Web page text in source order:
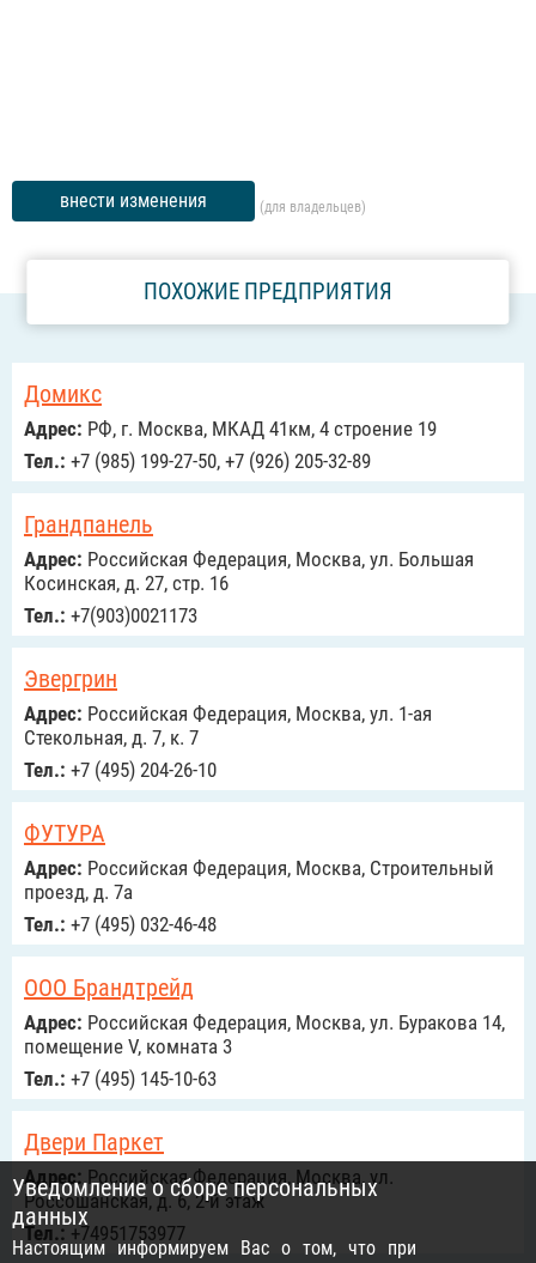
внести изменения (для владельцев)
ПОХОЖИЕ ПРЕДПРИЯТИЯ
Домикс
Адрес: РФ, г. Москва, МКАД 41км, 4 строение 19
Тел.: +7 (985) 199-27-50, +7 (926) 205-32-89
Грандпанель
Адрес: Российcкая Федерация, Москва, ул. Большая
Косинская, д. 27, стр. 16
Тел.: +7(903)0021173
Эвергрин
Адрес: Российcкая Федерация, Москва, ул. 1-ая
Стекольная, д. 7, к. 7
Тел.: +7 (495) 204-26-10
ФУТУРА
Адрес: Российcкая Федерация, Москва, Строительный
проезд, д. 7а
Тел.: +7 (495) 032-46-48
ООО Брандтрейд
Адрес: Российcкая Федерация, Москва, ул. Буракова 14,
помещение V, комната 3
Тел.: +7 (495) 145-10-63
Двери Паркет
Адрес:Российcкая Федерация, Москва, ул.
Россошанская, д. 6, 2-й этаж
Тел.: +74951753977
Уведомление о сборе персональных
данных
Настоящим информируем Вас о том, что при